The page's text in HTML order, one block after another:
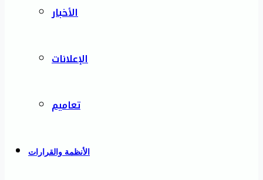
الأخبار
الإعلانات
تعاميم
الأنظمة والقرارات